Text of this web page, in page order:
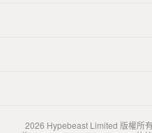
2026 Hypebeast Limited 版權所有